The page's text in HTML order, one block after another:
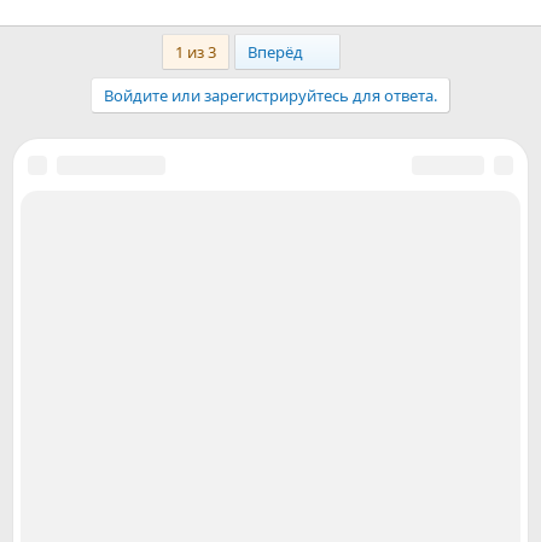
1 из 3 Вперёд
Войдите или зарегистрируйтесь для ответа.
Поделиться: